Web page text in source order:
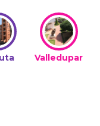
Valledupar